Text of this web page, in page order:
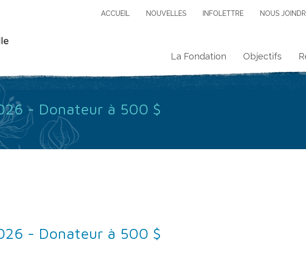
ACCUEIL NOUVELLES INFOLETTRE NOUS
La Fondation Objectifs
- Donateur à 500 $
- Donateur à 500 $